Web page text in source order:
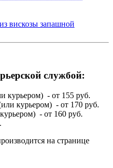
вискозы запашной
службой:
- от 155 руб.
курьером) - от 170 руб.
- от 160 руб.
на странице